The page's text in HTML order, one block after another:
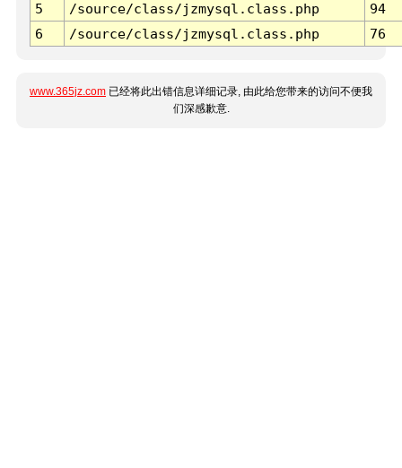
5
/source/class/jzmysql.class.php
94
6
/source/class/jzmysql.class.php 76
www.365jz.com 已经将此出错信息详细记录, 由此给您带来的访问不便我
们深感歉意.